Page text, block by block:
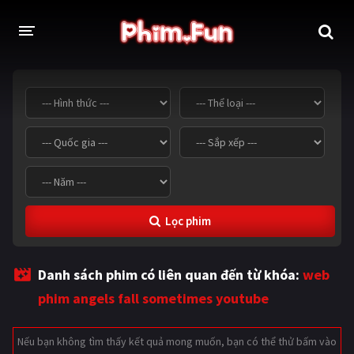
THỂ LOẠI
Thần thoại - Cổ trang Hành động
Tâm lý Chiến tranh
Võ thuật - Kiếm hiệp
Tội phạm - Hình sự
Viễn tưởng Khoa học - Tài liệu
Tình cảm - Lãng mạn Kỳ ảo
Lọc phim
Danh sách phim có liên quan đến từ khóa: web
phim angels fall sometimes youtube
Nếu bạn không tìm thấy kết quả mong muốn, bạn có thể thử bấm vào